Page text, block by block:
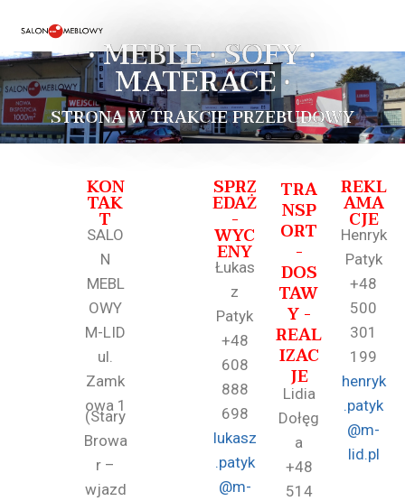
• MEBLE • SOFY •
MATERACE •
STRONA W TRAKCIE PRZEBUDOWY
KON
TAK
T
SALO
N
MEBL
OWY
M-LID
ul.
Zamk
owa 1
(Stary
Browa
r –
wjazd
SPRZ
EDAŻ
-
WYC
ENY
Łukas
z
Patyk
+48
608
888
698
lukasz
.patyk
@m-
TRA
NSP
ORT
-
DOS
TAW
Y -
REAL
IZAC
JE
Lidia
Dołęg
a
+48
514
REKL
AMA
CJE
Henryk
Patyk
+48
500
301
199
henryk
.patyk
@m-
lid.pl